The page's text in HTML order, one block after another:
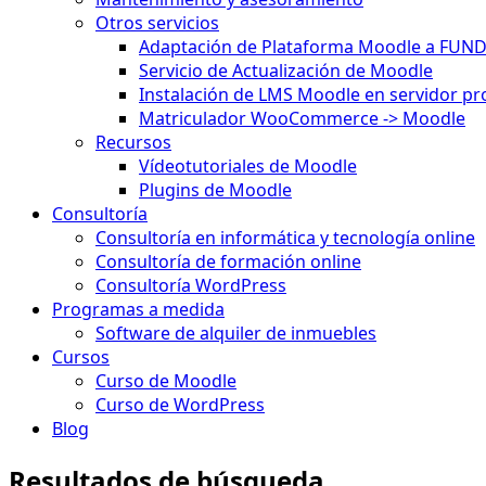
Otros servicios
Adaptación de Plataforma Moodle a
Servicio de Actualización de Moodle
Instalación de LMS Moodle en servidor
Matriculador WooCommerce -> Moodle
Recursos
Vídeotutoriales de Moodle
Plugins de Moodle
Consultoría
Consultoría en informática y tecnología online
Consultoría de formación online
Consultoría WordPress
Programas a medida
Software de alquiler de inmuebles
Cursos
Curso de Moodle
Curso de WordPress
Blog